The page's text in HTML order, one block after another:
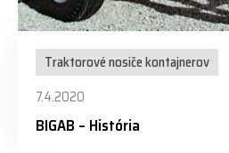
Traktorové nosiče kontajnerov
7.4.2020
BIGAB – História